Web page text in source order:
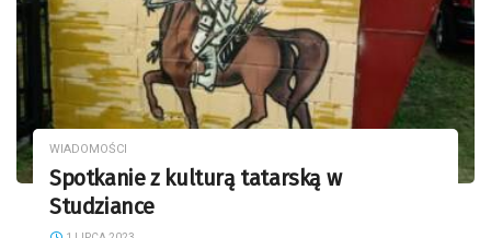
WIADOMOŚCI
Spotkanie z kulturą tatarską w
Studziance